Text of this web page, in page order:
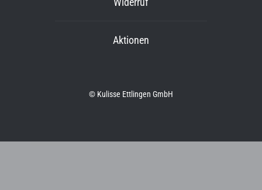
Aktionen
© Kulisse Ettlingen GmbH